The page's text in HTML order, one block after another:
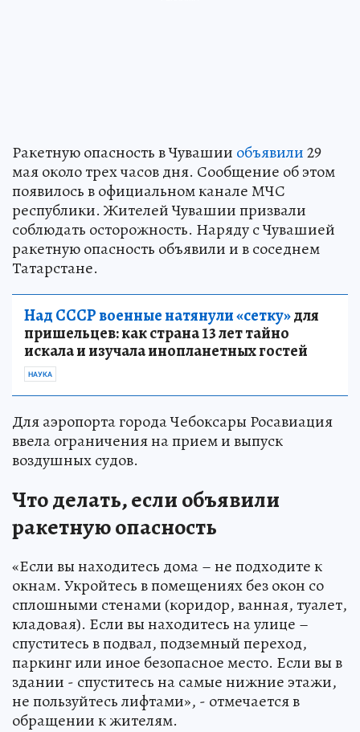
Ракетную опасность в Чувашии объявили29
мая около трех часов дня. Сообщение об этом
появилось в официальном канале МЧС
республики. Жителей Чувашии призвали
соблюдать осторожность. Наряду с Чувашией
ракетную опасность объявили и в соседнем
Татарстане.
Над СССР военные натянули «сетку»для
пришельцев: как страна 13 лет тайно
искала и изучала инопланетных гостей
НАУКА
Для аэропорта города Чебоксары Росавиация
ввела ограничения на прием и выпуск
воздушных судов.
Что делать, если объявили
ракетную опасность
«Если вы находитесь дома – не подходите к
окнам. Укройтесь в помещениях без окон со
сплошными стенами (коридор, ванная, туалет,
кладовая). Если вы находитесь на улице –
спуститесь в подвал, подземный переход,
паркинг или иное безопасное место. Если вы в
здании - спуститесь на самые нижние этажи,
не пользуйтесь лифтами», - отмечается в
обращении к жителям.